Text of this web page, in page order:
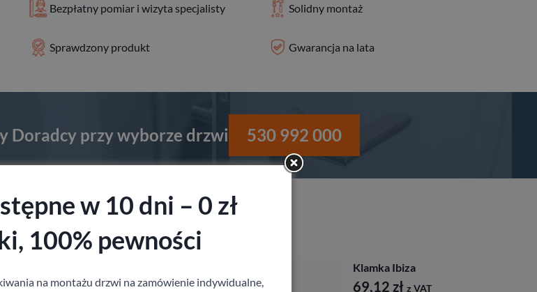
Bezpłatny pomiar i wizyta specjalisty Solidny montaż
Sprawdzony produkt Gwarancja na lata
Doradcy przy wyborze drzwi 530 992 000
z kategorii Akcesoria
81,00zł z VAT
Klamka Ibiza
69,12 zł z VAT
w 10 dni – 0 zł
100% pewności
na montażu drzwi na zamówienie indywidualne,